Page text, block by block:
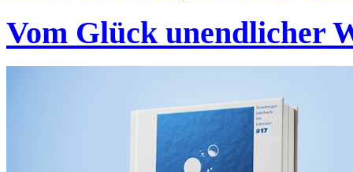
Vom Glück unendlicher